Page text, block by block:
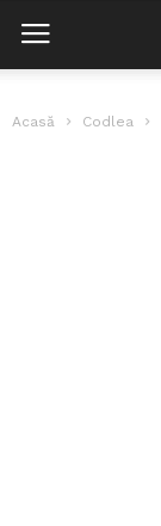
Acasă Codlea